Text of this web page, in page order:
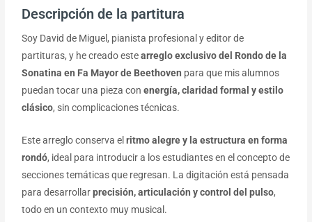
Descripción de la partitura
Soy David de Miguel, pianista profesional y editor de
partituras, y he creado estearreglo exclusivo del Rondo de la
Sonatina en Fa Mayor de Beethoven para que mis alumnos
puedan tocar una pieza conenergía, claridad formal y estilo
clásico, sin complicaciones técnicas.
Este arreglo conserva elritmo alegre y la estructura en forma
rondó, ideal para introducir a los estudiantes en el concepto de
secciones temáticas que regresan. La digitación está pensada
para desarrollarprecisión, articulación y control del pulso,
todo en un contexto muy musical.